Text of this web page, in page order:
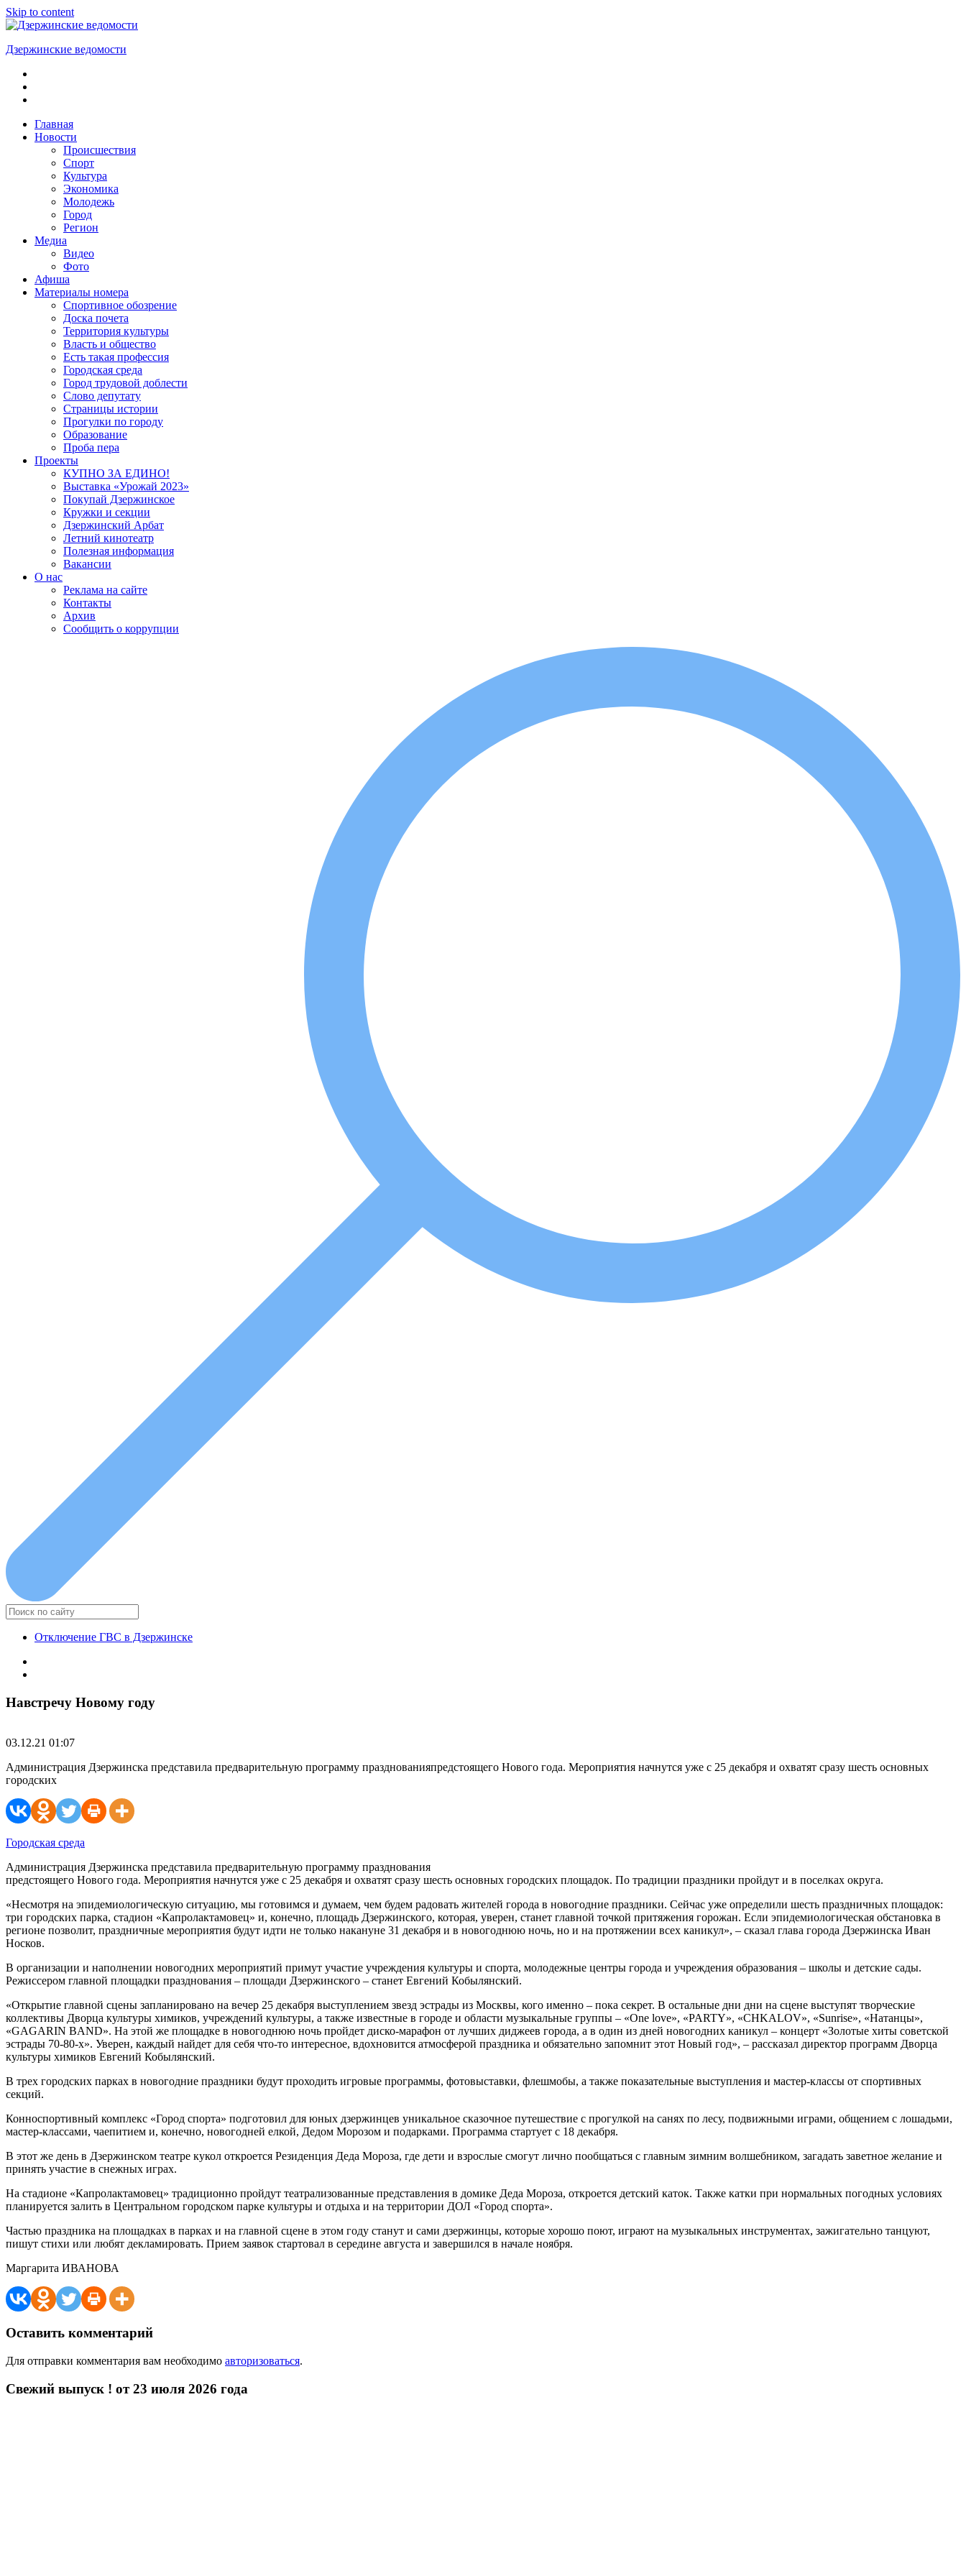
Skip to content
Дзержинские ведомости
ОБЩЕСТВЕННО-
ПОЛИТИЧЕСКАЯ
ГАЗЕТАГлавная
Новости
Происшествия
Спорт
Культура
Экономика
Молодежь
Город
Регион
Медиа
Видео
Фото
Афиша
Материалы номера
Спортивное обозрение
Доска почета
Территория культуры
Власть и общество
Есть такая профессия
Городская среда
Город трудовой доблести
Слово депутату
Страницы истории
Прогулки по городу
Образование
Проба пера
Проекты
КУПНО ЗА ЕДИНО!
Выставка «Урожай 2023»
Покупай Дзержинское
Кружки и секции
Дзержинский Арбат
Летний кинотеатр
Полезная информация
Вакансии
О нас
Реклама на сайте
Контакты
Архив
Сообщить о коррупции
Отключение ГВС в Дзержинске
Навстречу Новому году
03.12.21 01:07
Администрация Дзержинска представила предварительную программу празднованияпредстоящего Нового года. Мероприятия начнутся уже с 25 декабря и охватят сразу шесть основных
городских
Городская среда
Администрация Дзержинска представила предварительную программу празднования
предстоящего Нового года. Мероприятия начнутся уже с 25 декабря и охватят сразу шесть основных городских площадок. По традиции праздники пройдут и в поселках округа.
«Несмотря на эпидемиологическую ситуацию, мы готовимся и думаем, чем будем радовать жителей города в новогодние праздники. Сейчас уже определили шесть праздничных площадок:
три городских парка, стадион «Капролактамовец» и, конечно, площадь Дзержинского, которая, уверен, станет главной точкой притяжения горожан. Если эпидемиологическая обстановка в
регионе позволит, праздничные мероприятия будут идти не только накануне 31 декабря и в новогоднюю ночь, но и на протяжении всех каникул», – сказал глава города Дзержинска Иван
Носков.
В организации и наполнении новогодних мероприятий примут участие учреждения культуры и спорта, молодежные центры города и учреждения образования – школы и детские сады.
Режиссером главной площадки празднования – площади Дзержинского – станет Евгений Кобылянский.
«Открытие главной сцены запланировано на вечер 25 декабря выступлением звезд эстрады из Москвы, кого именно – пока секрет. В остальные дни дни на сцене выступят творческие
коллективы Дворца культуры химиков, учреждений культуры, а также известные в городе и области музыкальные группы – «One love», «PARTY», «CHKALOV», «Sunrise», «Натанцы»,
«GAGARIN BAND». На этой же площадке в новогоднюю ночь пройдет диско-марафон от лучших диджеев города, а в один из дней новогодних каникул – концерт «Золотые хиты советской
эстрады 70-80-х». Уверен, каждый найдет для себя что-то интересное, вдохновится атмосферой праздника и обязательно запомнит этот Новый год», – рассказал директор программ Дворца
культуры химиков Евгений Кобылянский.
В трех городских парках в новогодние праздники будут проходить игровые программы, фотовыставки, флешмобы, а также показательные выступления и мастер-классы от спортивных
секций.
Конноспортивный комплекс «Город спорта» подготовил для юных дзержинцев уникальное сказочное путешествие с прогулкой на санях по лесу, подвижными играми, общением с лошадьми,
мастер-классами, чаепитием и, конечно, новогодней елкой, Дедом Морозом и подарками. Программа стартует с 18 декабря.
В этот же день в Дзержинском театре кукол откроется Резиденция Деда Мороза, где дети и взрослые смогут лично пообщаться с главным зимним волшебником, загадать заветное желание и
принять участие в снежных играх.
На стадионе «Капролактамовец» традиционно пройдут театрализованные представления в домике Деда Мороза, откроется детский каток. Также катки при нормальных погодных условиях
планируется залить в Центральном городском парке культуры и отдыха и на территории ДОЛ «Город спорта».
Частью праздника на площадках в парках и на главной сцене в этом году станут и сами дзержинцы, которые хорошо поют, играют на музыкальных инструментах, зажигательно танцуют,
пишут стихи или любят декламировать. Прием заявок стартовал в середине августа и завершился в начале ноября.
Маргарита ИВАНОВА
Оставить комментарий
Для отправки комментария вам необходимо авторизоваться.
Свежий выпуск ! от 23 июля 2026 года